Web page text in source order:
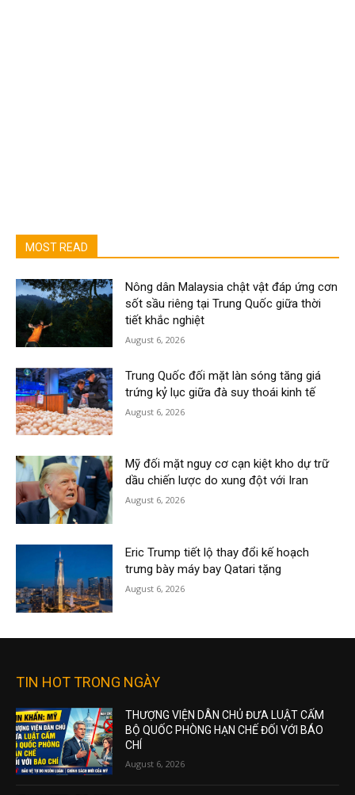
MOST READ
Nông dân Malaysia chật vật đáp ứng cơn
sốt sầu riêng tại Trung Quốc giữa thời
tiết khắc nghiệt
August 6, 2026
Trung Quốc đối mặt làn sóng tăng giá
trứng kỷ lục giữa đà suy thoái kinh tế
August 6, 2026
Mỹ đối mặt nguy cơ cạn kiệt kho dự trữ
dầu chiến lược do xung đột với Iran
August 6, 2026
Eric Trump tiết lộ thay đổi kế hoạch
trưng bày máy bay Qatari tặng
August 6, 2026
TIN HOT TRONG NGÀY
THƯỢNG VIỆN DÂN CHỦ ĐƯA LUẬT CẤM
BỘ QUỐC PHÒNG HẠN CHẾ ĐỐI VỚI BÁO
CHÍ
August 6, 2026